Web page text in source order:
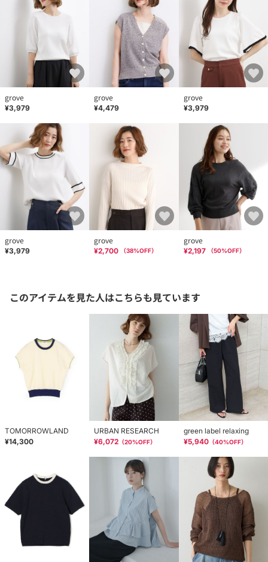
grove
¥3,979
grove
¥4,479
grove
¥3,979
grove
¥3,979
grove
¥2,700 （38%OFF）
grove
¥2,197 （50%OFF）